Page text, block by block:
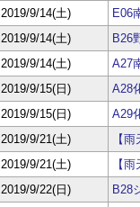
2019/9/14(土)
E06
2019/9/14(土)
B26
2019/9/14(土)
A27
2019/9/15(日)
A28
2019/9/15(日)
A29
2019/9/21(土)
【
2019/9/21(土)
【
2019/9/22(日)
B28